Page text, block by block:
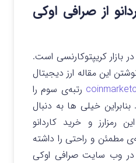
از صرافی اوکی
بازار کریپتوکارنسی است.
این مقاله ارز دیجیتال
رتبه‌ی سوم را
بنابراین خیلی ها به دنبال
رمزارز و خرید کاردانو
مطمئن و راحتی را داشته
در وب سایت صرافی اوکی